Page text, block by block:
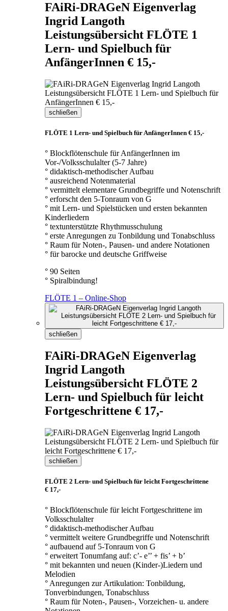
FAiRi-DRAGeN Eigenverlag
Ingrid Langoth
Leistungsübersicht FLÖTE 1
Lern- und Spielbuch für
AnfängerInnen € 15,-
schließen
FLÖTE 1 Lern- und Spielbuch für AnfängerInnen € 15,-
° Blockflötenschule für AnfängerInnen im
Vor-/Volksschulalter (5-7 Jahre)
° didaktisch-methodischer Aufbau
° ausreichend Notenmaterial
° vermittelt elementare Grundbegriffe und Notenschrift
° erforscht den 5-Tonraum von G
° mit Lern- und Spielstücken und ersten bekannten
Kinderliedern
° textunterstützte Rhythmusschulung
° erste Anregungen zu Tonbildung und Tonabschluss
° Raum für Noten-, Pausen- und andere Notationen
° für barocke und deutsche Griffweise
° 90 Seiten
° Spiralbindung!
FLÖTE 1 – Online-Shop
schließen
FAiRi-DRAGeN Eigenverlag
Ingrid Langoth
Leistungsübersicht FLÖTE 2
Lern- und Spielbuch für leicht
Fortgeschrittene € 17,-
schließen
FLÖTE 2 Lern- und Spielbuch für leicht Fortgeschrittene
€ 17,-
° Blockflötenschule für leicht Fortgeschrittene im
Volksschulalter
° didaktisch-methodischer Aufbau
° vermittelt weitere Grundbegriffe und Notenschrift
° aufbauend auf 5-Tonraum von G
° erweitert Tonumfang auf: c’- e’’ + fis’ + b’
° mit bekannten und neuen (Kinder-)Liedern und
Melodien
° Anregungen zur Artikulation: Tonbildung,
Tonverbindungen, Tonabschluss
° Raum für Noten-, Pausen-, Vorzeichen- u. andere